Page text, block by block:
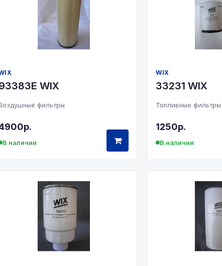
WIX
фильтры
В наличии
WIX
33231 WIX
Топливные фильтры
1250р.
В наличии